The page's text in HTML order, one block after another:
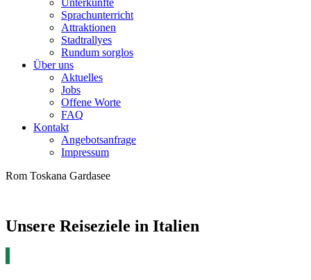
Unterkünfte
Sprachunterricht
Attraktionen
Stadtrallyes
Rundum sorglos
Über uns
Aktuelles
Jobs
Offene Worte
FAQ
Kontakt
Angebotsanfrage
Impressum
Rom Toskana Gardasee
Unsere Reiseziele in Italien